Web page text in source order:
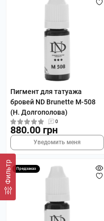
Фильтр
Пигмент для татуажа
бровей ND Brunette M-508
(Н. Долгополова)
0
880.00 грн
Уведомить меня
Предзаказ